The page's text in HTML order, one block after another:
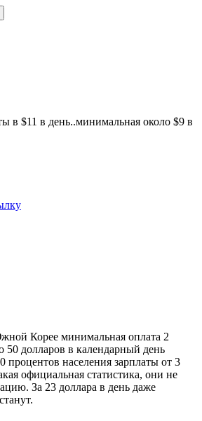
в $11 в день..минимальная около $9 в
Корее минимальная оплата 2
50 долларов в календарный день
процентов населения зарплаты от 3
официальная статистика, они не
За 23 доллара в день даже